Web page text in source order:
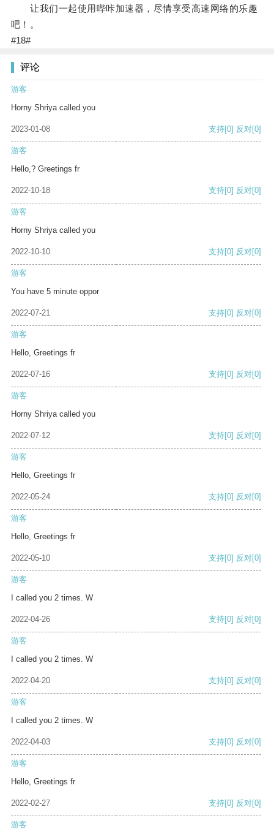
让我们一起使用哔咔加速器，尽情享受高速网络的乐趣
吧！。
#18#
评论
游客
Horny Shriya called you
2023-01-08 支持[0] 反对[0]
游客
Hello,? Greetings fr
2022-10-18 支持[0] 反对[0]
游客
Horny Shriya called you
2022-10-10 支持[0] 反对[0]
游客
You have 5 minute oppor
2022-07-21 支持[0] 反对[0]
游客
Hello, Greetings fr
2022-07-16 支持[0] 反对[0]
游客
Horny Shriya called you
2022-07-12 支持[0] 反对[0]
游客
Hello, Greetings fr
2022-05-24 支持[0] 反对[0]
游客
Hello, Greetings fr
2022-05-10 支持[0] 反对[0]
游客
I called you 2 times. W
2022-04-26 支持[0] 反对[0]
游客
I called you 2 times. W
2022-04-20 支持[0] 反对[0]
游客
I called you 2 times. W
2022-04-03 支持[0] 反对[0]
游客
Hello, Greetings fr
2022-02-27 支持[0] 反对[0]
游客